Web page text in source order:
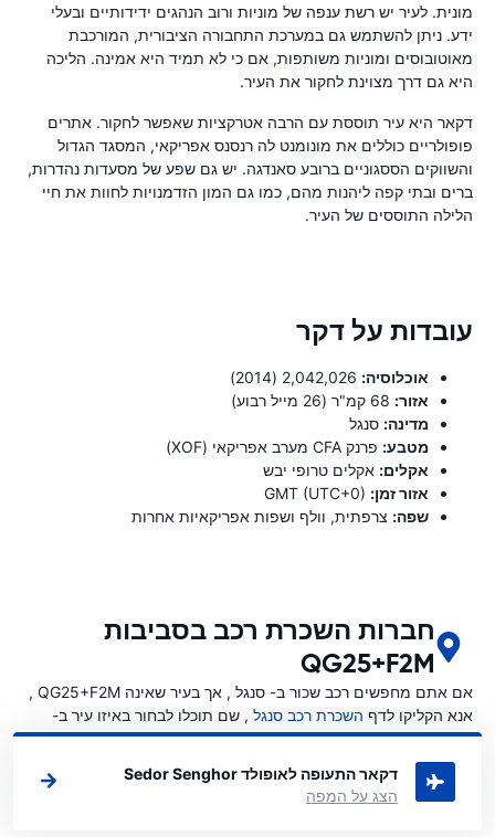
מונית. לעיר יש רשת ענפה של מוניות ורוב הנהגים ידידותיים ובעלי
ידע. ניתן להשתמש גם במערכת התחבורה הציבורית, המורכבת
מאוטובוסים ומוניות משותפות, אם כי לא תמיד היא אמינה. הליכה
היא גם דרך מצוינת לחקור את העיר.
דקאר היא עיר תוססת עם הרבה אטרקציות שאפשר לחקור. אתרים
פופולריים כוללים את מונומנט לה רנסנס אפריקאי, המסגד הגדול
והשווקים הססגוניים ברובע סאנדגה. יש גם שפע של מסעדות נהדרות,
ברים ובתי קפה ליהנות מהם, כמו גם המון הזדמנויות לחוות את חיי
הלילה התוססים של העיר.
עובדות על דקר
אוכלוסיה:
אזור:
מדינה: סנגל
מטבע: פרנק CFA מערב אפריקאי (XOF)
אקלים: אקלים טרופי יבש
אזור זמן:
שפה: צרפתית, וולף ושפות אפריקאיות אחרות
חברות השכרת רכב בסביבות
QG25+F2M
אם אתם מחפשים רכב שכור ב- סנגל , אך בעיר שאינה QG25+F2M ,
אנא הקליקו לדף השכרת רכב סנגל , שם תוכלו לבחור באיזו עיר ב-
סנגל ברצונכם לשכור רכב.
דקאר התעופה לאופולד Sedor Senghor
הצג על המפה